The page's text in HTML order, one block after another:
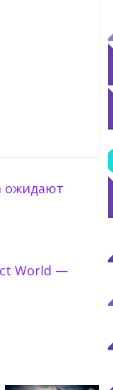
ожидают
World —